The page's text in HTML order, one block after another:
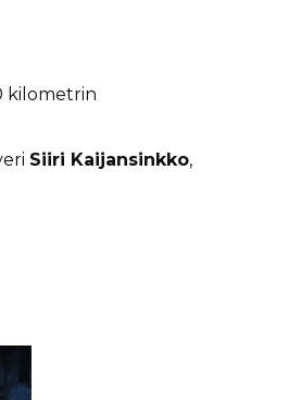
kilometrin
Siiri Kaijansinkko,